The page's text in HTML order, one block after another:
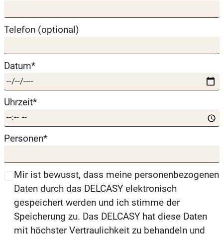
Telefon (optional)
Datum*
Uhrzeit*
Personen*
Mir ist bewusst, dass meine personenbezogenen
Daten durch das DELCASY elektronisch
gespeichert werden und ich stimme der
Speicherung zu. Das DELCASY hat diese Daten
mit höchster Vertraulichkeit zu behandeln und